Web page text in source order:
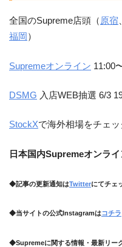
全国のSupreme店頭（原宿、
福岡 ）
Supremeオンライン 11:00
DSMG 入店WEB抽選 6/3
StockXで海外相場をチェッ
日本国内Supremeオンラ
◆記事の更新通知はTwitterにてチェ
◆当サイトの公式Instagramはコチラ
◆Supremeに関する情報・最新リー